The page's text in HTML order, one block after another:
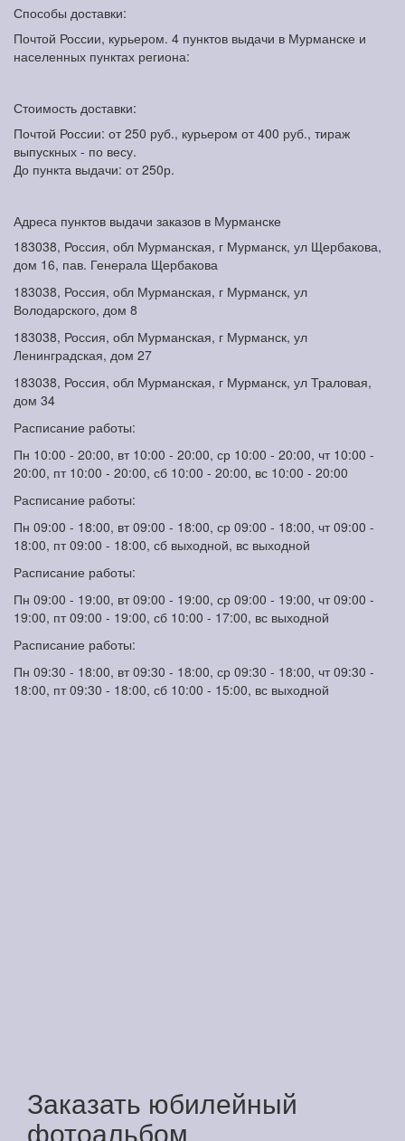
Способы доставки:
Почтой России, курьером. 4 пунктов выдачи в Мурманске и
населенных пунктах региона:
Стоимость доставки:
Почтой России: от 250 руб., курьером от 400 руб., тираж
выпускных - по весу.
До пункта выдачи: от 250р.
Адреса пунктов выдачи заказов в Мурманске
183038, Россия, обл Мурманская, г Мурманск, ул Щербакова,
дом 16, пав. Генерала Щербакова
183038, Россия, обл Мурманская, г Мурманск, ул
Володарского, дом 8
183038, Россия, обл Мурманская, г Мурманск, ул
Ленинградская, дом 27
183038, Россия, обл Мурманская, г Мурманск, ул Траловая,
дом 34
Расписание работы:
Пн 10:00 - 20:00, вт 10:00 - 20:00, ср 10:00 - 20:00, чт 10:00 -
20:00, пт 10:00 - 20:00, сб 10:00 - 20:00, вс 10:00 - 20:00
Расписание работы:
Пн 09:00 - 18:00, вт 09:00 - 18:00, ср 09:00 - 18:00, чт 09:00 -
18:00, пт 09:00 - 18:00, сб выходной, вс выходной
Расписание работы:
Пн 09:00 - 19:00, вт 09:00 - 19:00, ср 09:00 - 19:00, чт 09:00 -
19:00, пт 09:00 - 19:00, сб 10:00 - 17:00, вс выходной
Расписание работы:
Пн 09:30 - 18:00, вт 09:30 - 18:00, ср 09:30 - 18:00, чт 09:30 -
18:00, пт 09:30 - 18:00, сб 10:00 - 15:00, вс выходной
Заказать юбилейный
фотоальбом